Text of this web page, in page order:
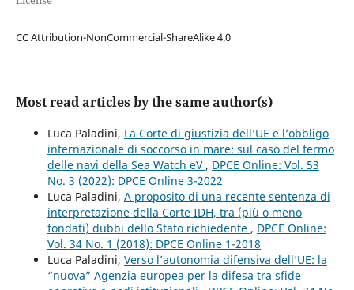
CC Attribution-NonCommercial-ShareAlike 4.0
Most read articles by the same author(s)
Luca Paladini, La Corte di giustizia dell’UE e l’obbligo
internazionale di soccorso in mare: sul caso del fermo
delle navi della Sea Watch eV , DPCE Online: Vol. 53
No. 3 (2022): DPCE Online 3-2022
Luca Paladini, A proposito di una recente sentenza di
interpretazione della Corte IDH, tra (più o meno
fondati) dubbi dello Stato richiedente , DPCE Online:
Vol. 34 No. 1 (2018): DPCE Online 1-2018
Luca Paladini, Verso l’autonomia difensiva dell’UE: la
“nuova” Agenzia europea per la difesa tra sfide